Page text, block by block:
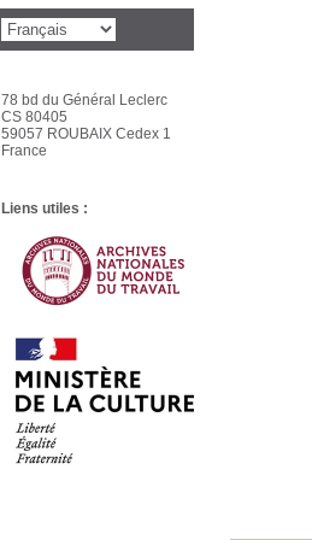
78 bd du Général Leclerc
CS 80405
59057 ROUBAIX Cedex 1
France
Liens utiles :